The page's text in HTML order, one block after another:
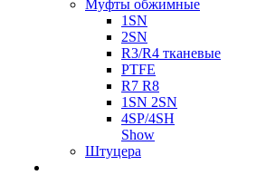
Муфты обжимные
1SN
2SN
R3/R4 тканевые
PTFE
R7 R8
1SN 2SN
4SP/4SH
Show
Штуцера